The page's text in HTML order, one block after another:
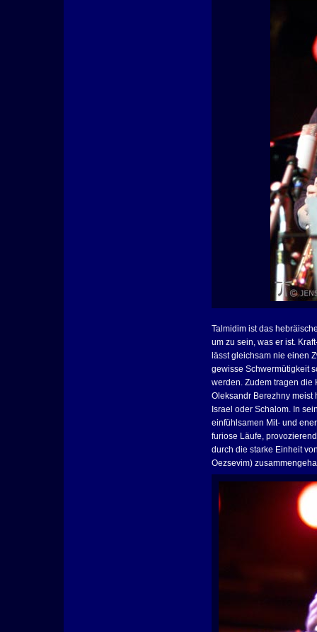
Talmidim ist das
um zu sein, was er ist.
lässt gleichsam nie einen
gewisse Schwermütigkeit
werden. Zudem tragen die
Oleksandr Berezhny meist
Israel oder Schalom. In
einfühlsamen Mit- und
furiose Läufe,
durch die starke Einheit
Oezsevim)